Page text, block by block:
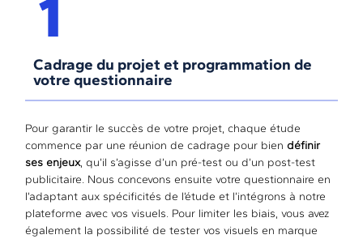
Cadrage du projet et programmation de
votre questionnaire
Pour garantir le succès de votre projet, chaque étude
commence par une réunion de cadrage pour biendéfinir
ses enjeux, qu’il s’agisse d’un pré-test ou d’un post-test
publicitaire. Nous concevons ensuite votre questionnaire en
l’adaptant aux spécificités de l’étude et l’intégrons à notre
plateforme avec vos visuels. Pour limiter les biais, vous avez
également la possibilité de tester vos visuels en marque